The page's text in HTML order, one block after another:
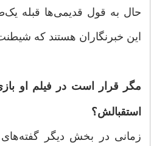
حال به قول قدیمی‌ها قبله
این خبرنگاران هستند که
مگر قرار است در فیلم او
استقبالش؟
زمانی در بخش دیگر